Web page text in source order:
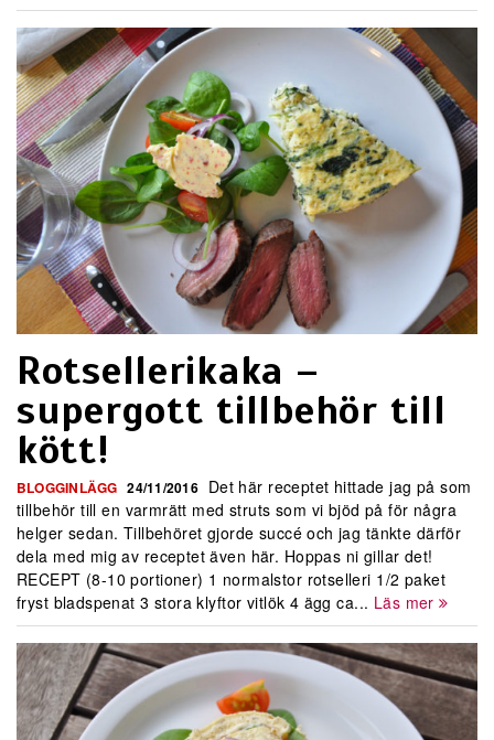
Rotsellerikaka –
supergott tillbehör till
kött!
BLOGGINLÄGG 24/11/2016Det här receptet hittade jag på som
tillbehör till en varmrätt med struts som vi bjöd på för några
helger sedan. Tillbehöret gjorde succé och jag tänkte därför
dela med mig av receptet även här. Hoppas ni gillar det!
RECEPT (8-10 portioner) 1 normalstor rotselleri 1/2 paket
fryst bladspenat 3 stora klyftor vitlök 4 ägg ca... Läs mer